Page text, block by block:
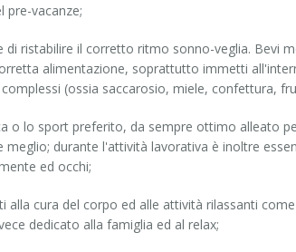
pre-vacanze;
di ristabilire il corretto ritmo sonno-veglia. Bevi
alimentazione, soprattutto immetti
(ossia saccarosio, miele, confettura,
o lo sport preferito, da sempre ottimo alleato
durante l'attività lavorativa è inoltre
ed occhi;
alla cura del corpo ed alle attività rilassanti
dedicato alla famiglia ed al relax;